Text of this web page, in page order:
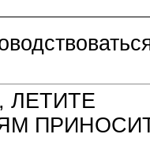
ЛЕТИТЕ